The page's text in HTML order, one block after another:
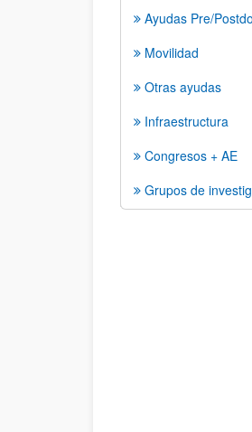
Ayudas Pre/
Movilidad
Otras ayudas
Infraestructura
Congresos + AE
Grupos de